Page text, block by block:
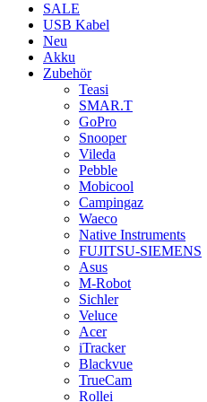
SALE
USB Kabel
Neu
Akku
Zubehör
Teasi
SMAR.T
GoPro
Snooper
Vileda
Pebble
Mobicool
Campingaz
Waeco
Native Instruments
FUJITSU-SIEMENS
Asus
M-Robot
Sichler
Veluce
Acer
iTracker
Blackvue
TrueCam
Rollei